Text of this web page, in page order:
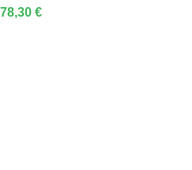
78,30 €